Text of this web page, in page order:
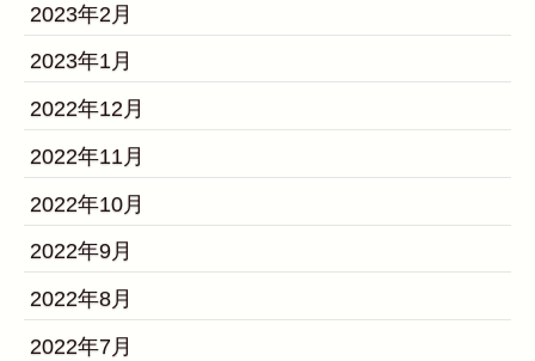
2023年2月
2023年1月
2022年12月
2022年11月
2022年10月
2022年9月
2022年8月
2022年7月